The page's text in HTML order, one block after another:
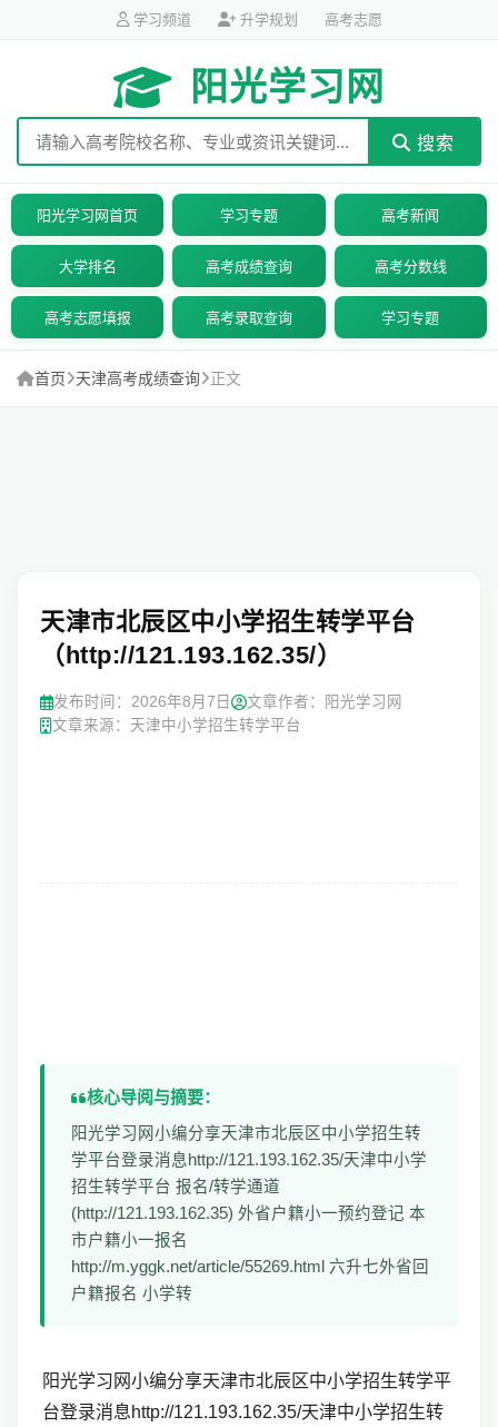
学习频道 升学规划 高考志愿
阳光学习网
搜索
阳光学习网首页 学习专题 高考新闻
大学排名 高考成绩查询 高考分数线
高考志愿填报 高考录取查询 学习专题
首页 天津高考成绩查询 正文
天津市北辰区中小学招生转学平台
（http://121.193.162.35/）
发布时间： 2026年8月7日
文章作者：阳光学习网
文章来源：天津中小学招生转学平台
核心导阅与摘要：
阳光学习网小编分享天津市北辰区中小学招生转
学平台登录消息http://121.193.162.35/天津中小学
招生转学平台 报名/转学通道
(http://121.193.162.35) 外省户籍小一预约登记 本
市户籍小一报名
http://m.yggk.net/article/55269.html 六升七外省回
户籍报名 小学转
阳光学习网小编分享天津市北辰区中小学招生转学平
台登录消息http://121.193.162.35/天津中小学招生转